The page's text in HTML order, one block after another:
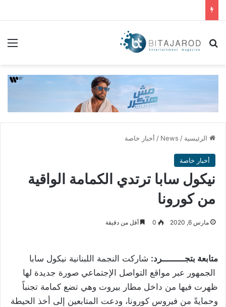
بحث عن
الرئيسية /
News
/ أخبار خاصة
أخبار خاصة
نيكول سابا ترتدي الكمامة الواقية
من كورونا
مارس 6, 2020 0 أقل من دقيقة
متابعة بتجـــــــــرد: شاركت النجمة اللبنانية ​نيكول سابا​
الجمهور عبر مواقع التواصل الإجتماعي صورة جديدة لها
ظهرت فيها من داخل مطار بيروت وهي تضع كمامة تجنباً
وحمايةً من فيروس كورونا، ودعت المتابعين إلى أخذ الحيطة